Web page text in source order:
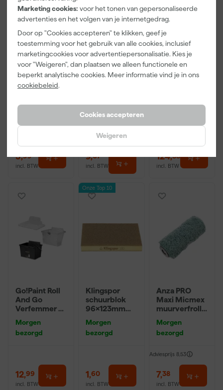
Marketing cookies: voor het tonen van gepersonaliseerde
advertenties en het volgen van je internetgedrag.
Door op "Cookies accepteren" te klikken, geef je
toestemming voor het gebruik van alle cookies, inclusief
marketingcookies voor advertentiepersonalisatie. Kies je
voor "Weigeren", dan plaatsen we alleen functionele en
beperkt analytische cookies. Meer informatie vind je in ons
cookiebeleid.
Cookies accepteren
Weigeren
Paintura
Lucamax
Washi tape -
Morgen
3,99
incl. BTW
Kip Tape
Morgen
bezorgd
9,07
incl. BTW
Sikkens Alpha
Superfix - 10L
Morgen
124,58
incl. BTW
Go!Paint Roll
And Go
Verfemmer -
10L + 5
Inzetemmers
Morgen
bezorgd
12,99
incl. BTW
Onze Top 10
Klingspor
schuurblok
96x123mm
Morgen
bezorgd
1,60
incl. BTW
Anza PRO
Maxi Micmex
muurverfrolle
Morgen
bezorgd
Adviesprijs 8,53
7,38
incl. BTW